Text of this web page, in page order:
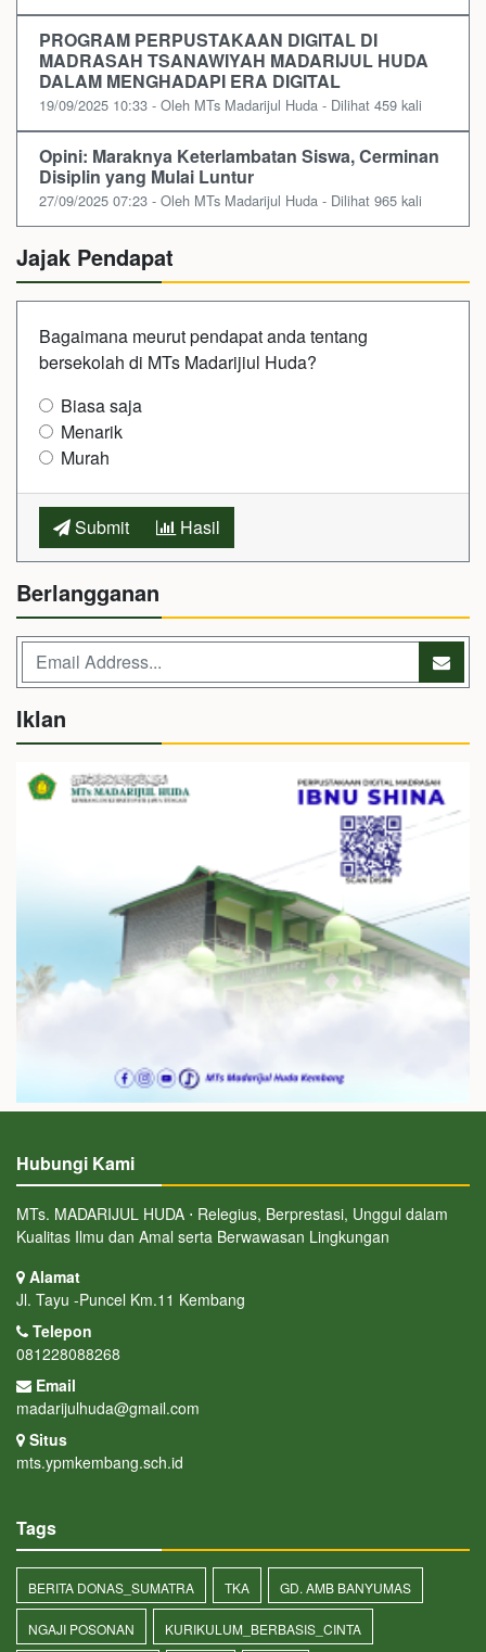
PROGRAM PERPUSTAKAAN DIGITAL DI
MADRASAH TSANAWIYAH MADARIJUL HUDA
DALAM MENGHADAPI ERA DIGITAL
19/09/2025 10:33 - Oleh MTs Madarijul Huda - Dilihat 459 kali
Opini: Maraknya Keterlambatan Siswa, Cerminan
Disiplin yang Mulai Luntur
27/09/2025 07:23 - Oleh MTs Madarijul Huda - Dilihat 965 kali
Jajak Pendapat
Bagaimana meurut pendapat anda tentang
bersekolah di MTs Madarijiul Huda?
Biasa saja
Menarik
Murah
Submit Hasil
Berlangganan
Iklan
Hubungi Kami
MTs. MADARIJUL HUDA ⋅ Relegius, Berprestasi, Unggul dalam
Kualitas Ilmu dan Amal serta Berwawasan Lingkungan
Alamat
Jl. Tayu -Puncel Km.11 Kembang
Telepon
081228088268
Email
madarijulhuda@gmail.com
Situs
mts.ypmkembang.sch.id
Tags
BERITA DONAS_SUMATRA TKA GD. AMB BANYUMAS
NGAJI POSONAN KURIKULUM_BERBASIS_CINTA